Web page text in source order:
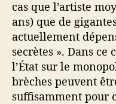
cas que l’artiste
ans) que de
actuellement
secrètes ». Dans
l’État sur le
brèches peuvent
suffisamment pour